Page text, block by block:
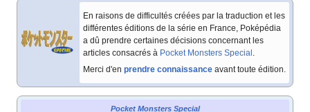
En raisons de difficultés créées par la traduction et les
différentes éditions de la série en France, Poképédia
a dû prendre certaines décisions concernant les
articles consacrés à Pocket Monsters Special.
Merci d'en prendre connaissance avant toute édition.
Pocket Monsters Special